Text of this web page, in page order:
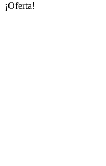
¡Oferta!